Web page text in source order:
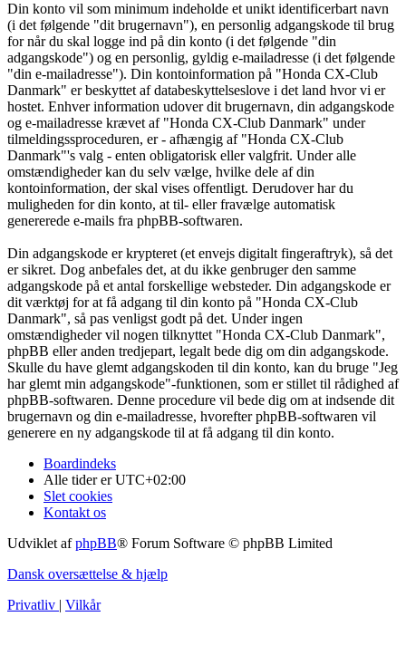
Din konto vil som minimum indeholde et unikt identificerbart navn
(i det følgende "dit brugernavn"), en personlig adgangskode til brug
for når du skal logge ind på din konto (i det følgende "din
adgangskode") og en personlig, gyldig e-mailadresse (i det følgende
"din e-mailadresse"). Din kontoinformation på "Honda CX-Club
Danmark" er beskyttet af databeskyttelseslove i det land hvor vi er
hostet. Enhver information udover dit brugernavn, din adgangskode
og e-mailadresse krævet af "Honda CX-Club Danmark" under
tilmeldingssproceduren, er - afhængig af "Honda CX-Club
Danmark"'s valg - enten obligatorisk eller valgfrit. Under alle
omstændigheder kan du selv vælge, hvilke dele af din
kontoinformation, der skal vises offentligt. Derudover har du
muligheden for din konto, at til- eller fravælge automatisk
genererede e-mails fra phpBB-softwaren.
Din adgangskode er krypteret (et envejs digitalt fingeraftryk), så det
er sikret. Dog anbefales det, at du ikke genbruger den samme
adgangskode på et antal forskellige websteder. Din adgangskode er
dit værktøj for at få adgang til din konto på "Honda CX-Club
Danmark", så pas venligst godt på det. Under ingen
omstændigheder vil nogen tilknyttet "Honda CX-Club Danmark",
phpBB eller anden tredjepart, legalt bede dig om din adgangskode.
Skulle du have glemt adgangskoden til din konto, kan du bruge "Jeg
har glemt min adgangskode"-funktionen, som er stillet til rådighed af
phpBB-softwaren. Denne procedure vil bede dig om at indsende dit
brugernavn og din e-mailadresse, hvorefter phpBB-softwaren vil
generere en ny adgangskode til at få adgang til din konto.
Boardindeks
Alle tider erUTC+02:00
Slet cookies
Kontakt os
Udviklet afphpBB® Forum Software © phpBB Limited
Dansk oversættelse & hjælp
Privatliv | Vilkår